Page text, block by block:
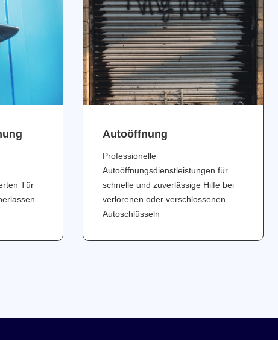
Tür
Аutoöffnung
Professionelle
Autoöffnungsdienstleistungen für
schnelle und zuverlässige Hilfe bei
verlorenen oder verschlossenen
Autoschlüsseln